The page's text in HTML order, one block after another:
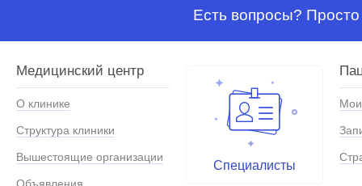
Есть вопросы?
Медицинский центр
О клинике
Структура клиники
Вышестоящие организации
Специалисты